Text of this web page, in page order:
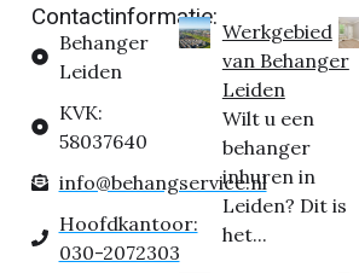
Contactinformatie:
Behanger
Leiden
KVK:
58037640
info@behangservice.nl
Hoofdkantoor:
030-2072303
Werkgebied
van Behanger
Leiden
Wilt u een
behanger
inhuren in
Leiden? Dit is
het...